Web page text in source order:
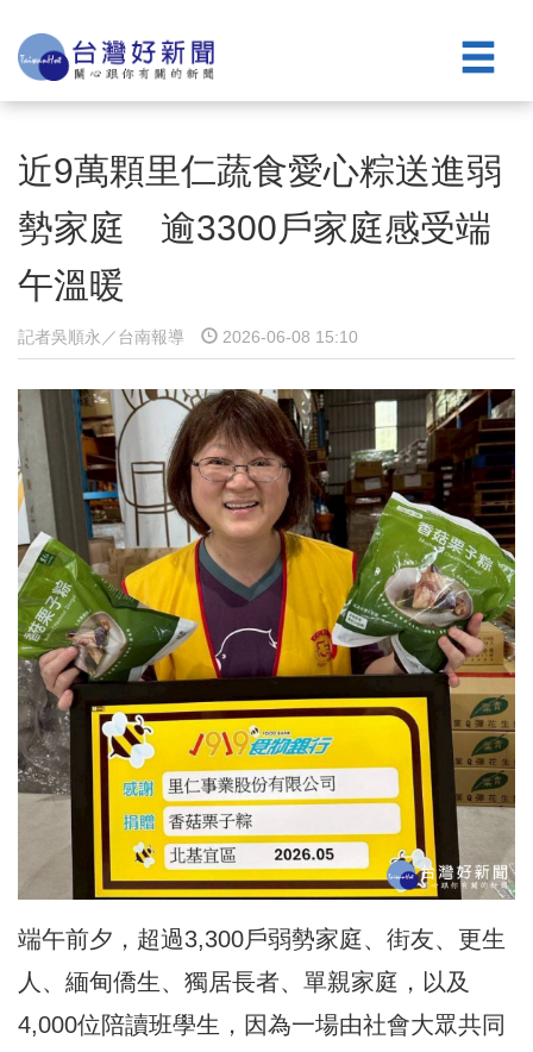
近9萬顆里仁蔬食愛心粽送進弱
勢家庭 逾3300戶家庭感受端
午溫暖
記者吳順永／台南報導 2026-06-08 15:10
端午前夕，超過3,300戶弱勢家庭、街友、更生
人、緬甸僑生、獨居長者、單親家庭，以及
4,000位陪讀班學生，因為一場由社會大眾共同